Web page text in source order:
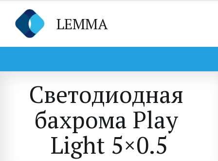
LEMMA
Светодиодная
бахрома Play
Light 5×0.5